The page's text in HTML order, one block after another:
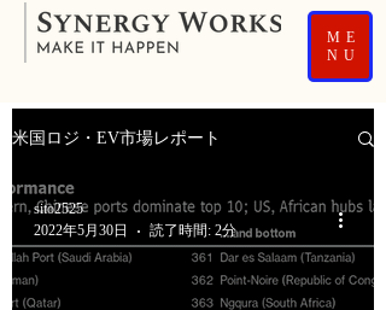
ME
NU
米国ロジ・EV市場レポート
sito2525
2022年5月30日
読了時間: 2分